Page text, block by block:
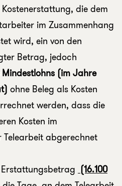
die dem
im Zusammenhang
wird, ein von den
Betrag, jedoch
(im Jahre
ohne Beleg als Kosten
werden, dass die
Kosten im
abgerechnet
(16.100